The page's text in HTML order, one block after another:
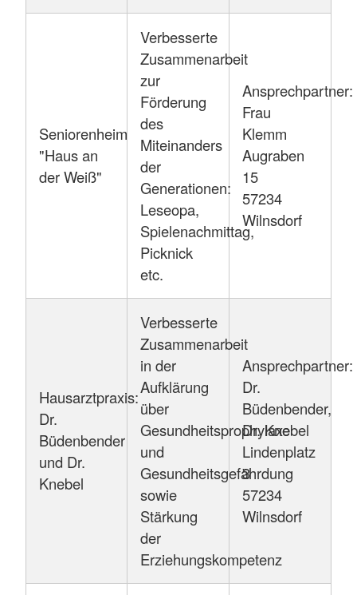
Seniorenheim
"Haus an
der Weiß"
Verbesserte
Zusammenarbeit
zur
Förderung
des
Miteinanders
der
Generationen:
Leseopa,
Spielenachmittag,
Picknick
etc.
Ansprechpartner:
Frau
Klemm
Augraben
15
57234
Wilnsdorf
Hausarztpraxis:
Dr.
Büdenbender
und Dr.
Knebel
Verbesserte
Zusammenarbeit
in der
Aufklärung
über
Gesundheitsprophylaxe
und
Gesundheitsgefährdung
sowie
Stärkung
der
Erziehungskompetenz
Ansprechpartner:
Dr.
Büdenbender,
Dr. Knebel
Lindenplatz
3
57234
Wilnsdorf